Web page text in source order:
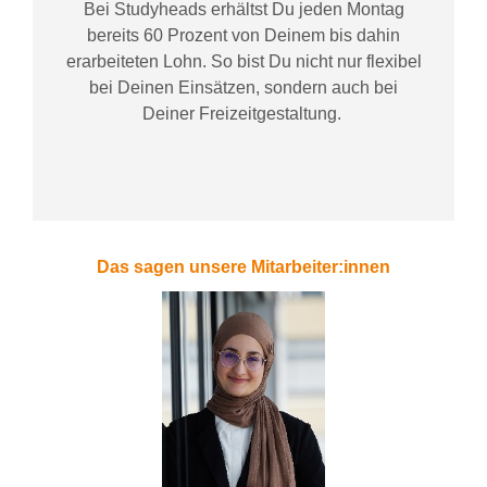
Bei Studyheadserhältst Du jeden Montag
bereits 60 Prozent von Deinem bis dahin
erarbeiteten Lohn. So bist Du nicht nur flexibel
bei Deinen Einsätzen, sondern auch bei
DeinerFreizeitgestaltung.
Das sagen unsere Mitarbeiter:innen